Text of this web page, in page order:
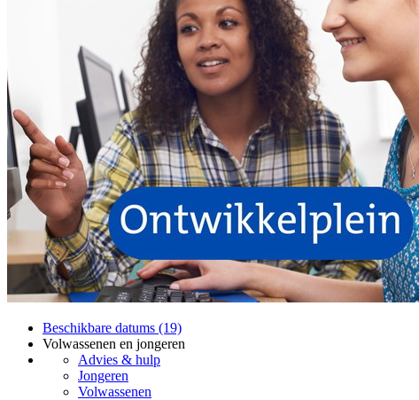
Beschikbare datums (19)
Volwassenen en jongeren
Advies & hulp
Jongeren
Volwassenen